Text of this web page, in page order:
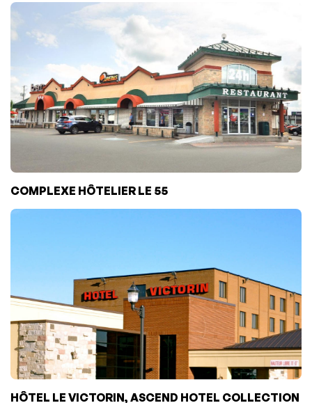
COMPLEXE HÔTELIER LE 55
HÔTEL LE VICTORIN, ASCEND HOTEL COLLECTION